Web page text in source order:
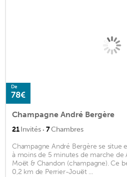
De
78€
Champagne André Bergère
21Invités · 7Chambres
Champagne André Bergère se situe
à moins de 5 minutes de marche de
Moët & Chandon (champagne). Ce
0,2 km de Perrier-Jouët ...